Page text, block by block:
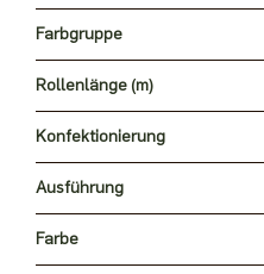
Farbgruppe
Rollenlänge (m)
Konfektionierung
Ausführung
Farbe